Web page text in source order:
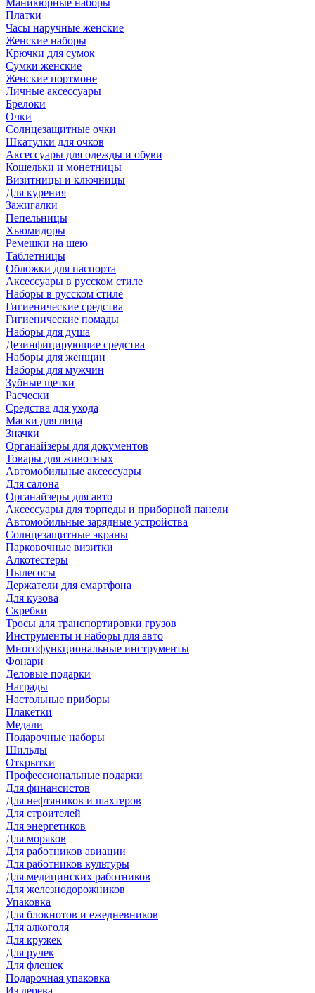
Маникюрные наборы
Платки
Часы наручные женские
Женские наборы
Крючки для сумок
Сумки женские
Женские портмоне
Личные аксессуары
Брелоки
Очки
Солнцезащитные очки
Шкатулки для очков
Аксессуары для одежды и обуви
Кошельки и монетницы
Визитницы и ключницы
Для курения
Зажигалки
Пепельницы
Хьюмидоры
Ремешки на шею
Таблетницы
Обложки для паспорта
Аксессуары в русском стиле
Наборы в русском стиле
Гигиенические средства
Гигиенические помады
Наборы для душа
Дезинфицирующие средства
Наборы для женщин
Наборы для мужчин
Зубные щетки
Расчески
Средства для ухода
Маски для лица
Значки
Органайзеры для документов
Товары для животных
Автомобильные аксессуары
Для салона
Органайзеры для авто
Аксессуары для торпеды и приборной панели
Автомобильные зарядные устройства
Солнцезащитные экраны
Парковочные визитки
Алкотестеры
Пылесосы
Держатели для смартфона
Для кузова
Скребки
Тросы для транспортировки грузов
Инструменты и наборы для авто
Многофункциональные инструменты
Фонари
Деловые подарки
Награды
Настольные приборы
Плакетки
Медали
Подарочные наборы
Шильды
Открытки
Профессиональные подарки
Для финансистов
Для нефтяников и шахтеров
Для строителей
Для энергетиков
Для моряков
Для работников авиации
Для работников культуры
Для медицинских работников
Для железнодорожников
Упаковка
Для блокнотов и ежедневников
Для алкоголя
Для кружек
Для ручек
Для флешек
Подарочная упаковка
Из дерева